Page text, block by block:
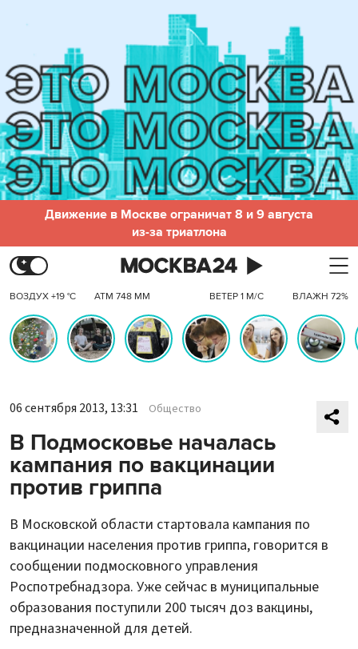
Движение в Москве ограничат 8 и 9 августа
из-за триатлона
ВОЗДУХ +19 °C АТМ 748 ММ ВЕТЕР 1 М/С ВЛАЖН 72%
06 сентября 2013, 13:31 Общество
В Подмосковье началась
кампания по вакцинации
против гриппа
В Московской области стартовала кампания по
вакцинации населения против гриппа, говорится в
сообщении подмосковного управления
Роспотребнадзора. Уже сейчас в муниципальные
образования поступили 200 тысяч доз вакцины,
предназначенной для детей.